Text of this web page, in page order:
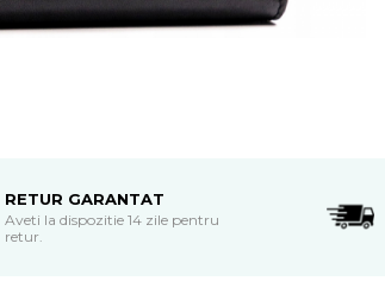
RETUR GARANTAT
Aveti la dispozitie 14 zile pentru
retur.